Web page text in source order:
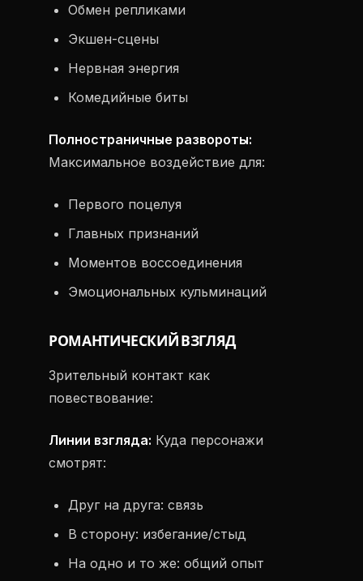
Обмен репликами
Экшен-сцены
Нервная энергия
Комедийные биты
Полностраничные развороты:
Максимальное воздействие для:
Первого поцелуя
Главных признаний
Моментов воссоединения
Эмоциональных кульминаций
РОМАНТИЧЕСКИЙ ВЗГЛЯД
Зрительный контакт как
повествование:
Линии взгляда: Куда персонажи
смотрят:
Друг на друга: связь
В сторону: избегание/стыд
На одно и то же: общий опыт